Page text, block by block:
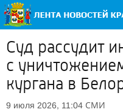
Суд рассудит
с
кургана в
9 июля 2026, 11:04 СМИ